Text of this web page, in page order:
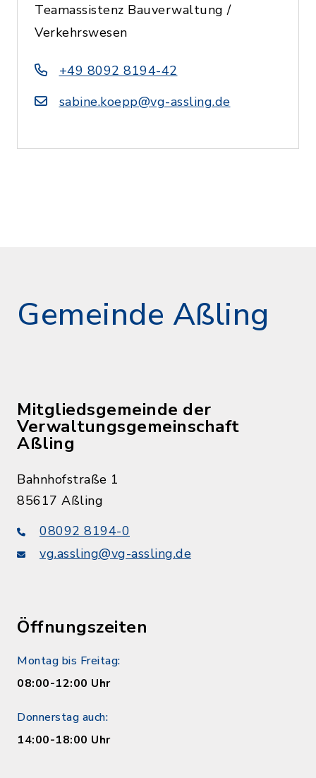
Teamassistenz Bauverwaltung /
Verkehrswesen
+49 8092 8194-42
sabine.koepp@vg-assling.de
Gemeinde Aßling
Mitgliedsgemeinde der
Verwaltungsgemeinschaft
Aßling
Bahnhofstraße 1
85617 Aßling
08092 8194-0
vg.assling@vg-assling.de
Öffnungszeiten
Montag bis Freitag:
08:00-12:00 Uhr
Donnerstag auch:
14:00-18:00 Uhr